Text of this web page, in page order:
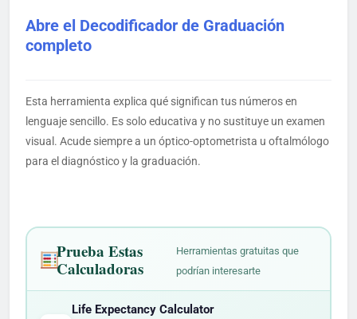
Abre el Decodificador de Graduación
completo
Esta herramienta explica qué significan tus números en
lenguaje sencillo. Es solo educativa y no sustituye un examen
visual. Acude siempre a un óptico-optometrista u oftalmólogo
para el diagnóstico y la graduación.
Prueba Estas
Calculadoras
Herramientas gratuitas que
podrían interesarte
Life Expectancy Calculator